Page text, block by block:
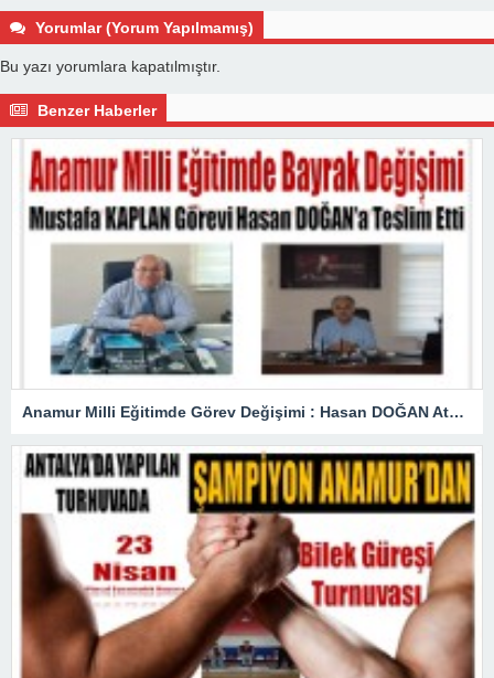
Yorumlar (Yorum Yapılmamış)
Bu yazı yorumlara kapatılmıştır.
Benzer Haberler
Anamur Milli Eğitimde Görev Değişimi : Hasan DOĞAN Atandı